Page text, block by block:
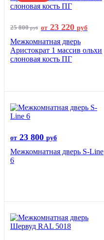
25 800руб от 23 220 руб
Межкомнатная дверь
Аристократ 1 массив ольхи
слоновая кость ПГ
от 23 800 руб
Межкомнатная дверь S-Line
6